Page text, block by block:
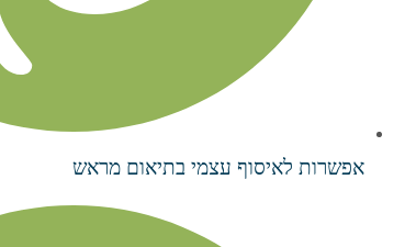
אפשרות לאיסוף עצמי בתיאום מראש